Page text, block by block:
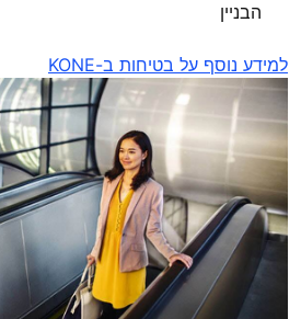
הבניין
למידע נוסף על בטיחות ב-KONE